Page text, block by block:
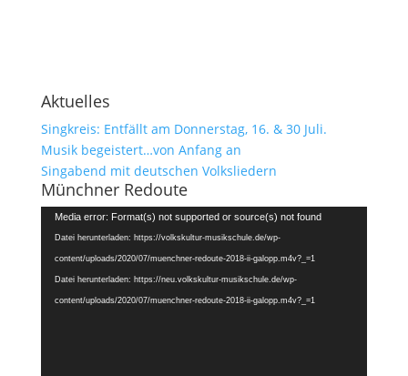
Aktuelles
Singkreis: Entfällt am Donnerstag, 16. & 30 Juli.
Musik begeistert…von Anfang an
Singabend mit deutschen Volksliedern
Münchner Redoute
Video-
Player
Media error: Format(s) not supported or source(s) not found
Datei herunterladen: https://volkskultur-musikschule.de/wp-
content/uploads/2020/07/muenchner-redoute-2018-ii-galopp.m4v?_=1
Datei herunterladen: https://neu.volkskultur-musikschule.de/wp-
content/uploads/2020/07/muenchner-redoute-2018-ii-galopp.m4v?_=1